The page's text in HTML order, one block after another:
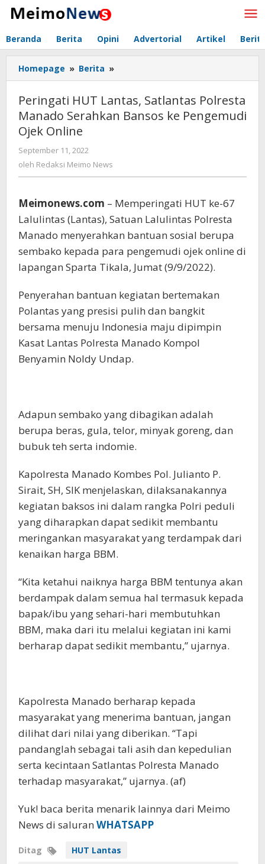
Lewati
Beranda Berita Opini Advertorial Artikel
Homepage » Berita »
HUT
Satlantas
Polresta
Pengemudi
Online
Peringati HUT Lantas, Satlantas Polresta
Manado Serahkan Bansos ke Pengemudi
Ojek Online
September 11, 2022
Redaksi
oleh Redaksi Meimo News
Meimonews.com – Memperingati HUT ke-67
Lalulintas (Lantas), Satuan Lalulintas Polresta
Manado menyerahkan bantuan sosial berupa
sembako kepada para pengemudi ojek online di
lapangan Sparta Tikala, Jumat (9/9/2022).
Penyerahan bantuan kegiatan bertemakan
Polantas yang presisi pulih dan bangkit
bersama menuju Indonesia maju dipimpin
Kasat Lantas Polresta Manado Kompol
Benyamin Noldy Undap.
Adapun sembako yang dibagikan adalah
berupa beras, gula, telor, minyak goreng, dan
bubuk teh serta indomie.
Kapolresta Manado Kombes Pol. Julianto P.
Sirait, SH, SIK menjelaskan, dilaksanakannya
kegiatan baksos ini dalam rangka Polri peduli
yang diharapkan dapat sedikit membantu
meringankan masyarakat yang terdampak dari
kenaikan harga BBM.
“Kita ketahui naiknya harga BBM tentunya akan
berdampak dalam semua hal termasuk kepada
bapak/ibu yang sehari-hari membutuhkan
BBM, maka dari itu melalui kegiatan ini kami
berharap dapat sedikit membantu,” ujarnya.
Kapolresta Manado berharap kepada
masyarakat yang menerima bantuan, jangan
dilihat dari nilai yang diberikan. “Tapi
pandanglah sebagai tali asih dan kepedulian
serta kecintaan Satlantas Polresta Manado
terhadap masyarakat,” ujarnya. (af)
Yuk! baca berita menarik lainnya dari Meimo
News di saluran WHATSAPP
Ditag
HUT Lantas